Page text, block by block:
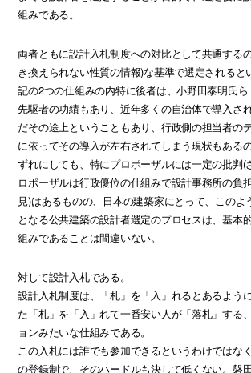
組みである。
両者ともに設計入札制度への対比として共通する
き換えられない性質の情報)な基準で選定されると
記の2つの仕組みの内特に後者は、小野田泰明氏
先駆者の功績もあり、近年多くの自治体で導入さ
だその途上ということもあり、行政側の担当者の
に依ってその導入が左右されてしまう現状もある
ずれにしても、特にプロポーザルには一定の批判(
ロポーザルは行政優位の仕組みで設計事務所の負
見)はあるものの、日本の建築家にとって、このよ
となる公共建築の設計者選定のプロセスは、基本
組みであることは間違いない。
対して設計入札である。
設計入札制度は、「札」を「入」れるとあるよう
た「札」を「入」れて一番安い人が「落札」する
ョンみたいな仕組みである。
この入札には誰でも参加できるというわけではな
の登録制で、そのハードルも決して低くない。磐